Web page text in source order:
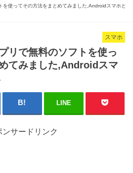
を使ってその方法をまとめてみました,Androidスマホと
スマホ
リで無料のソフトを使っ
てみました,Androidスマ
LINE
ンサードリンク